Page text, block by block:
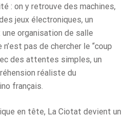
: on y retrouve des machines,
jeux électroniques, un
organisation de salle
pas de chercher le “coup
des attentes simples, un
réaliste du
français.
en tête, La Ciotat devient un